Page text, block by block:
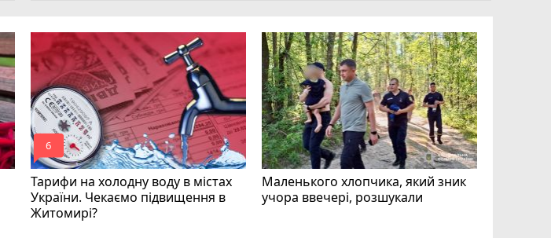
Тарифи на холодну воду в містах
України. Чекаємо підвищення в
Житомирі?
mode_comment
6
Маленького хлопчика, який зник
учора ввечері, розшукали